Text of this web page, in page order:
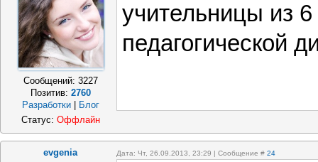
Сообщений: 3227
Позитив: 2760
Разработки
Блог
учительницы из
педагогической
Статус: Оффлайн
evgenia Дата: Чт, 26.09.2013, 23:29 | Сообщение # 24